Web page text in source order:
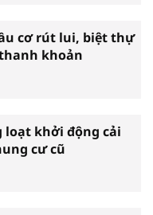
cơ rút lui, biệt thự
khoản
loạt khởi động cải
cư cũ